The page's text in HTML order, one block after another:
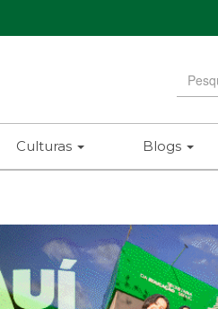
Search
for
Culturas Blogs